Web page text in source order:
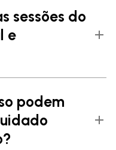
sessões do
e
podem